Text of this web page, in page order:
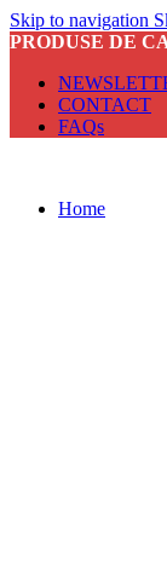
Skip to navigation
PRODUSE DE
CONTACT
FAQs
Home